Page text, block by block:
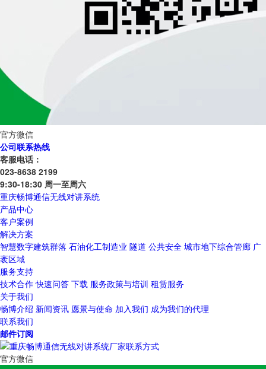
官方微信
公司联系热线
客服电话：
023-8638 2199
9:30-18:30 周一至周六
重庆畅博通信无线对讲系统
产品中心
客户案例
解决方案
智慧数字建筑群落 石油化工制造业 隧道 公共安全 城市地下综合管廊 广
袤区域
服务支持
技术合作 快速问答 下载 服务政策与培训 租赁服务
关于我们
畅博介绍 新闻资讯 愿景与使命 加入我们 成为我们的代理
联系我们
邮件订阅
官方微信